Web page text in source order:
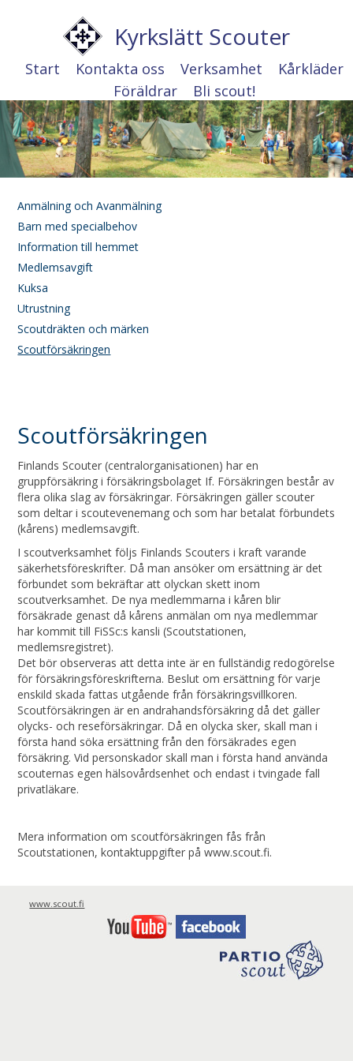
Kyrkslätt Scouter
Start Kontakta oss Verksamhet
Kårkläder
Föräldrar
Bli scout!
Anmälning och Avanmälning
Barn med specialbehov
Information till hemmet
Medlemsavgift
Kuksa
Utrustning
Scoutdräkten och märken
Scoutförsäkringen
Scoutförsäkringen
Finlands Scouter (centralorganisationen) har en
gruppförsäkring i försäkringsbolaget If. Försäkringen består av
flera olika slag av försäkringar. Försäkringen gäller scouter
som deltar i scoutevenemang och som har betalat förbundets
(kårens) medlemsavgift.
I scoutverksamhet följs Finlands Scouters i kraft varande
säkerhetsföreskrifter. Då man ansöker om ersättning är det
förbundet som bekräftar att olyckan skett inom
scoutverksamhet. De nya medlemmarna i kåren blir
försäkrade genast då kårens anmälan om nya medlemmar
har kommit till FiSSc:s kansli (Scoutstationen,
medlemsregistret).
Det bör observeras att detta inte är en fullständig redogörelse
för försäkringsföreskrifterna. Beslut om ersättning för varje
enskild skada fattas utgående från försäkringsvillkoren.
Scoutförsäkringen är en andrahandsförsäkring då det gäller
olycks- och reseförsäkringar. Då en olycka sker, skall man i
första hand söka ersättning från den försäkrades egen
försäkring. Vid personskador skall man i första hand använda
scouternas egen hälsovårdsenhet och endast i tvingade fall
privatläkare.
Mera information om scoutförsäkringen fås från
Scoutstationen, kontaktuppgifter på www.scout.fi.
www.scout.fi